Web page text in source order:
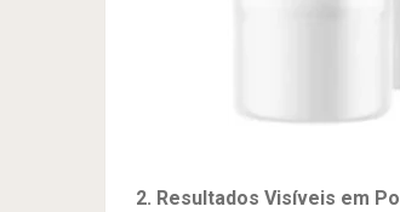
2. Resultados Visíveis em